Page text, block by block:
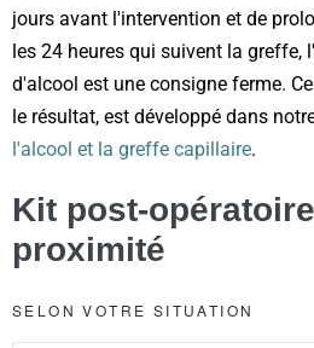
jours avant l'intervention et de
les 24 heures qui suivent la greffe,
d'alcool est une consigne ferme.
le résultat, est développé dans
l'alcool et la greffe capillaire.
Kit post-
proximité
SELON VOTRE SITUATION